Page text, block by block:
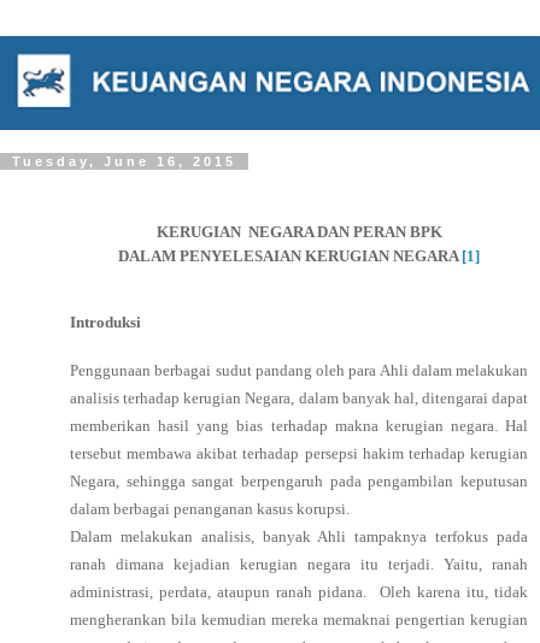
Tuesday, June 16, 2015
KERUGIAN NEGARA DAN PERAN BPK
DALAM PENYELESAIAN KERUGIAN NEGARA [1]
Introduksi
Penggunaan berbagai sudut pandang oleh para Ahli dalam melakukan
analisis terhadap kerugian Negara, dalam banyak hal, ditengarai dapat
memberikan hasil yang bias terhadap makna kerugian negara. Hal
tersebut membawa akibat terhadap persepsi hakim terhadap kerugian
Negara, sehingga sangat berpengaruh pada pengambilan keputusan
dalam berbagai penanganan kasus korupsi.
Dalam melakukan analisis, banyak Ahli tampaknya terfokus pada
ranah dimana kejadian kerugian negara itu terjadi. Yaitu, ranah
administrasi, perdata, ataupun ranah pidana. Oleh karena itu, tidak
mengherankan bila kemudian mereka memaknai pengertian kerugian